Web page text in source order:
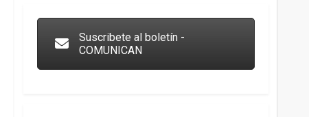
Suscribete al boletín -
COMUNICAN